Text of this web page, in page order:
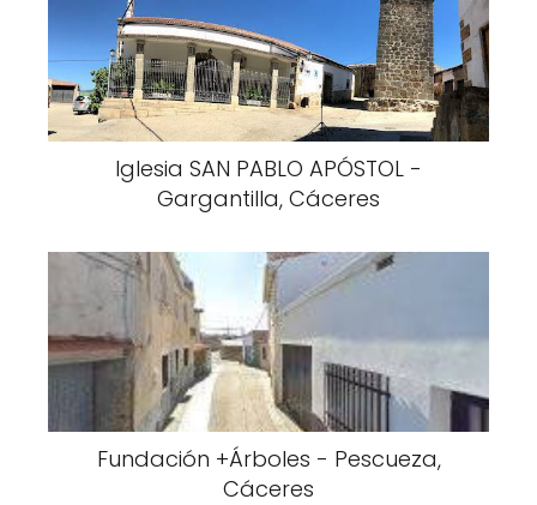
Iglesia SAN PABLO APÓSTOL -
Gargantilla, Cáceres
Fundación +Árboles - Pescueza,
Cáceres